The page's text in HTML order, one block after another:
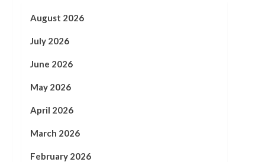
August 2026
July 2026
June 2026
May 2026
April 2026
March 2026
February 2026